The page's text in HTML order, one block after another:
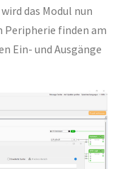
das Modul nun
Peripherie finden am
Ein- und Ausgänge